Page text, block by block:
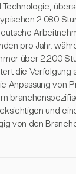
2.080
pro Jahr,
über 2.200
die Verfolgung
Anpassung von
und
von den